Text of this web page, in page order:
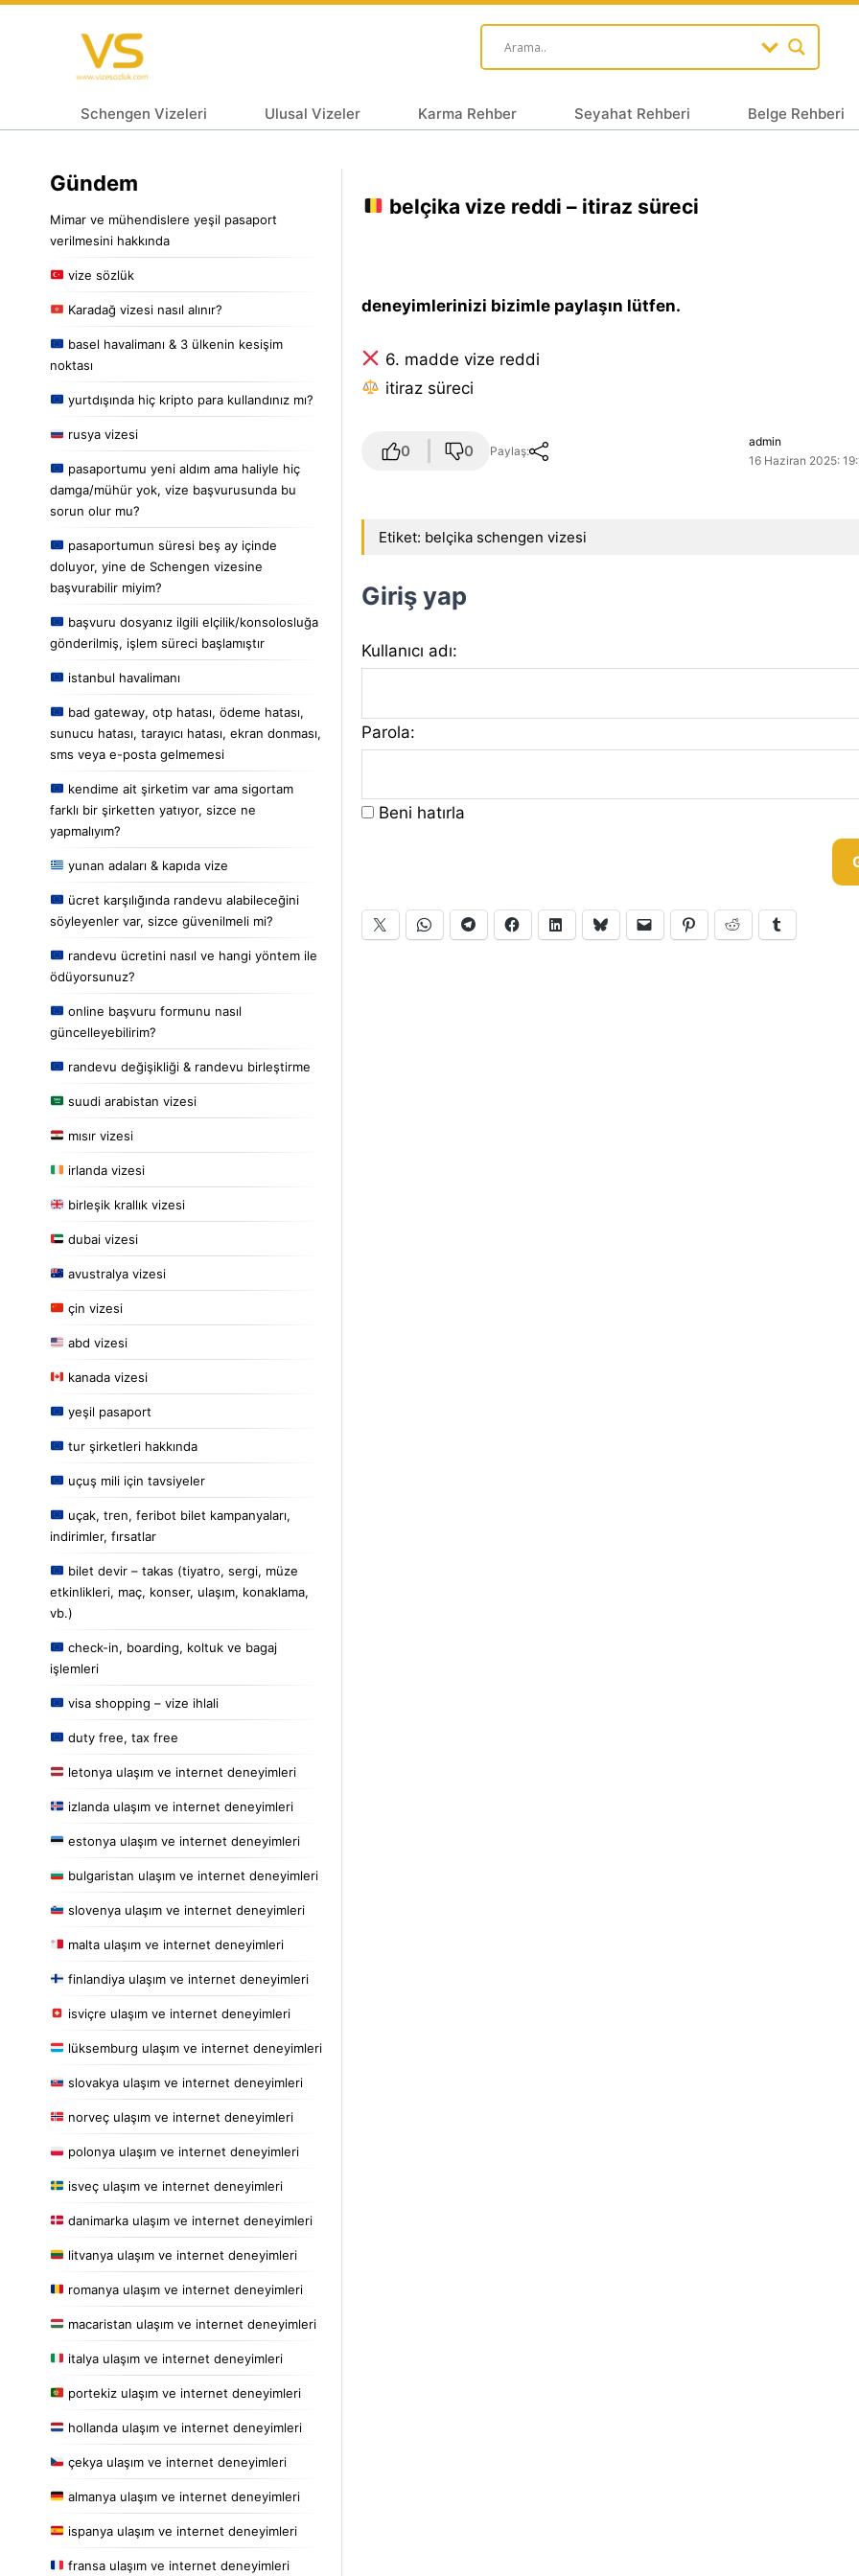
Schengen Vizeleri Ulusal Vizeler Karma Rehber Seyahat Rehberi Belge Rehberi
Gündem
Mimar ve mühendislere yeşil pasaport
verilmesini hakkında
vize sözlük
Karadağ vizesi nasıl alınır?
basel havalimanı & 3 ülkenin kesişim
noktası
yurtdışında hiç kripto para kullandınız mı?
rusya vizesi
pasaportumu yeni aldım ama haliyle hiç
damga/mühür yok, vize başvurusunda bu
sorun olur mu?
pasaportumun süresi beş ay içinde
doluyor, yine de Schengen vizesine
başvurabilir miyim?
başvuru dosyanız ilgili elçilik/konsolosluğa
gönderilmiş, işlem süreci başlamıştır
istanbul havalimanı
bad gateway, otp hatası, ödeme hatası,
sunucu hatası, tarayıcı hatası, ekran donması,
sms veya e-posta gelmemesi
kendime ait şirketim var ama sigortam
farklı bir şirketten yatıyor, sizce ne
yapmalıyım?
yunan adaları & kapıda vize
ücret karşılığında randevu alabileceğini
söyleyenler var, sizce güvenilmeli mi?
randevu ücretini nasıl ve hangi yöntem ile
ödüyorsunuz?
online başvuru formunu nasıl
güncelleyebilirim?
randevu değişikliği & randevu birleştirme
suudi arabistan vizesi
mısır vizesi
irlanda vizesi
birleşik krallık vizesi
dubai vizesi
avustralya vizesi
çin vizesi
abd vizesi
kanada vizesi
yeşil pasaport
tur şirketleri hakkında
uçuş mili için tavsiyeler
uçak, tren, feribot bilet kampanyaları,
indirimler, fırsatlar
bilet devir – takas (tiyatro, sergi, müze
etkinlikleri, maç, konser, ulaşım, konaklama,
vb.)
check-in, boarding, koltuk ve bagaj
işlemleri
visa shopping – vize ihlali
duty free, tax free
letonya ulaşım ve internet deneyimleri
izlanda ulaşım ve internet deneyimleri
estonya ulaşım ve internet deneyimleri
bulgaristan ulaşım ve internet deneyimleri
slovenya ulaşım ve internet deneyimleri
malta ulaşım ve internet deneyimleri
finlandiya ulaşım ve internet deneyimleri
isviçre ulaşım ve internet deneyimleri
lüksemburg ulaşım ve internet deneyimleri
slovakya ulaşım ve internet deneyimleri
norveç ulaşım ve internet deneyimleri
polonya ulaşım ve internet deneyimleri
isveç ulaşım ve internet deneyimleri
danimarka ulaşım ve internet deneyimleri
litvanya ulaşım ve internet deneyimleri
romanya ulaşım ve internet deneyimleri
macaristan ulaşım ve internet deneyimleri
italya ulaşım ve internet deneyimleri
portekiz ulaşım ve internet deneyimleri
hollanda ulaşım ve internet deneyimleri
çekya ulaşım ve internet deneyimleri
almanya ulaşım ve internet deneyimleri
ispanya ulaşım ve internet deneyimleri
fransa ulaşım ve internet deneyimleri
belçika vize reddi – itiraz süreci
deneyimlerinizi bizimle paylaşın lütfen.
6. madde vize reddi
i̇tiraz süreci
0 0 Paylaş:
admin
16 Haziran 2025:
Etiket: belçika schengen vizesi
Giriş yap
Kullanıcı adı:
Parola:
Beni hatırla